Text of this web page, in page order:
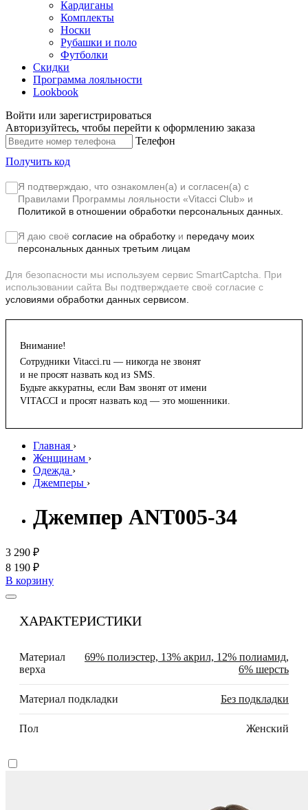
Кардиганы
Комплекты
Носки
Рубашки и поло
Футболки
Скидки
Программа лояльности
Lookbook
Войти или зарегистрироваться
Авторизуйтесь, чтобы перейти к оформлению заказа
Телефон
Получить код
Я подтверждаю, что ознакомлен(а) и согласен(а) с
Правилами Программы лояльности «Vitacci Club» и
Политикой в отношении обработки персональных данных.
Я даю своё согласие на обработку и передачу моих
персональных данных третьим лицам
Для безопасности мы используем сервис SmartCaptcha. При
использовании сайта Вы подтверждаете своё согласие с
условиями обработки данных сервисом.
Внимание!
Сотрудники Vitacci.ru — никогда не звонят
и не просят назвать код из SMS.
Будьте аккуратны, если Вам звонят от имени
VITACCI и просят назвать код — это мошенники.
Главная ›
Женщинам ›
Одежда ›
Джемперы ›
Джемпер ANT005-34
3 290 ₽
8 190 ₽
В корзину
ХАРАКТЕРИСТИКИ
Материал
верха
69% полиэстер, 13% акрил, 12% полиамид,
6% шерсть
Материал подкладки Без подкладки
Пол Женский